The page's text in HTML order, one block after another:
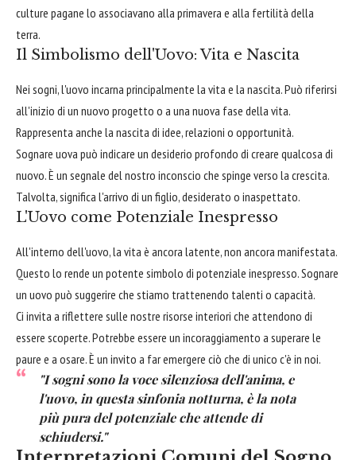
culture pagane lo associavano alla primavera e alla fertilità della
terra.
Il Simbolismo dell'Uovo: Vita e Nascita
Nei sogni, l'uovo incarna principalmente la vita e la nascita. Può riferirsi
all'inizio di un nuovo progetto o a una nuova fase della vita.
Rappresenta anche la nascita di idee, relazioni o opportunità.
Sognare uova può indicare un desiderio profondo di creare qualcosa di
nuovo. È un segnale del nostro inconscio che spinge verso la crescita.
Talvolta, significa l'arrivo di un figlio, desiderato o inaspettato.
L'Uovo come Potenziale Inespresso
All'interno dell'uovo, la vita è ancora latente, non ancora manifestata.
Questo lo rende un potente simbolo di potenziale inespresso. Sognare
un uovo può suggerire che stiamo trattenendo talenti o capacità.
Ci invita a riflettere sulle nostre risorse interiori che attendono di
essere scoperte. Potrebbe essere un incoraggiamento a superare le
paure e a osare. È un invito a far emergere ciò che di unico c'è in noi.
"I sogni sono la voce silenziosa dell'anima, e
l'uovo, in questa sinfonia notturna, è la nota
più pura del potenziale che attende di
schiudersi."